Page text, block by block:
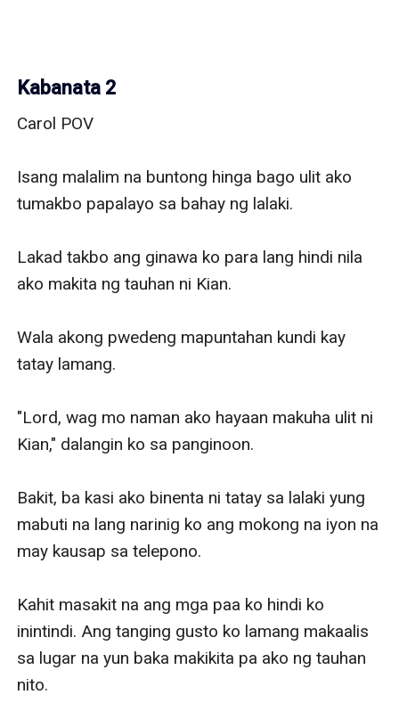
Kabanata 2
Carol POV
Isang malalim na buntong hinga bago ulit ako
tumakbo papalayo sa bahay ng lalaki.
Lakad takbo ang ginawa ko para lang hindi nila
ako makita ng tauhan ni Kian.
Wala akong pwedeng mapuntahan kundi kay
tatay lamang.
"Lord, wag mo naman ako hayaan makuha ulit ni
Kian," dalangin ko sa panginoon.
Bakit, ba kasi ako binenta ni tatay sa lalaki yung
mabuti na lang narinig ko ang mokong na iyon na
may kausap sa telepono.
Kahit masakit na ang mga paa ko hindi ko
inintindi. Ang tanging gusto ko lamang makaalis
sa lugar na yun baka makikita pa ako ng tauhan
nito.